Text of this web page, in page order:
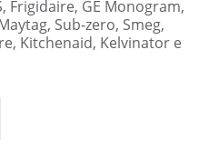
Frigidaire, GE Monogram,
Sub-zero, Smeg,
Kitchenaid, Kelvinator e